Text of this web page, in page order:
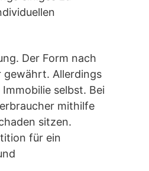
Der Form nach
gewährt. Allerdings
selbst. Bei
mithilfe
sitzen.
für ein